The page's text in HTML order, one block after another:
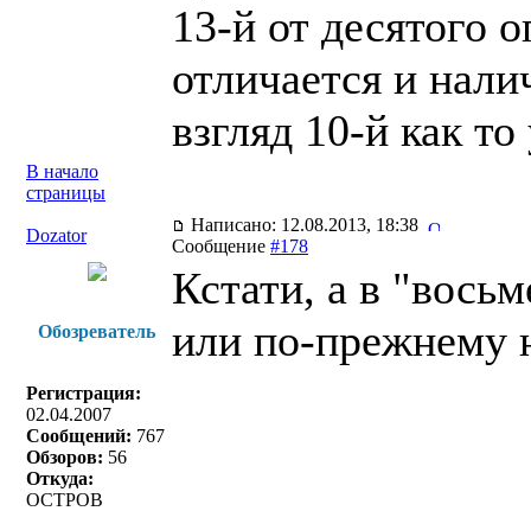
13-й от десятого
отличается и
взгляд 10-й как
В начало
страницы
Dozator
Написано: 12.08.2013, 18:38
Сообщение #178
Обозреватель
Регистрация:
02.04.2007
Сообщений: 767
Обзоров: 56
Откуда:
OCTPOB
Кстати, а в
или по-прежнему